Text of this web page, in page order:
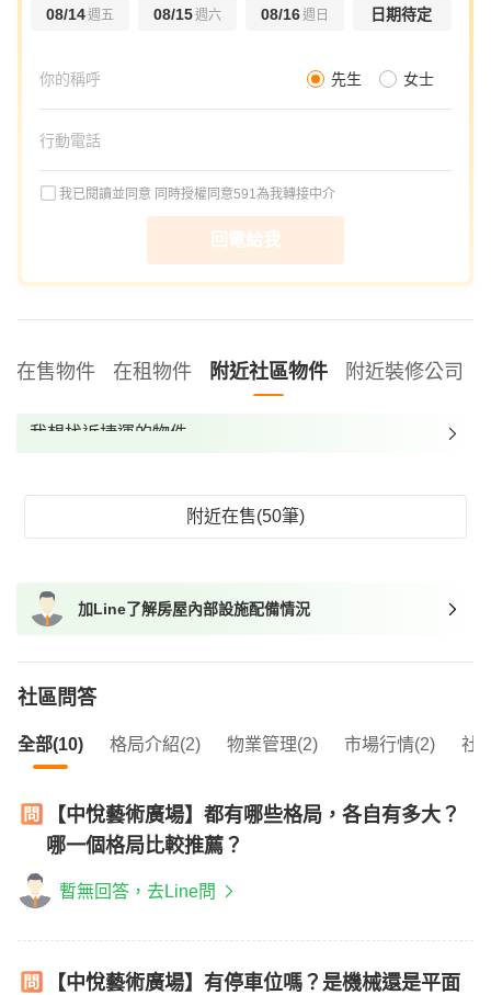
08/14週五 08/15週六 08/16週日 日期待定
先生 女士
我已閱讀並同意 同時授權同意591為我轉接中介
回電給我
在售物件 在租物件 附近社區物件 附近裝修公司
我想找近捷運的物件
我想找配備瓦斯爐的物件
我想找具垃圾處理的物件
我想找近捷運的物件
附近在售(50筆)
加Line了解房屋內部設施配備情況
社區問答
全部(10) 格局介紹(2) 物業管理(2) 市場行情(2) 社
【中悅藝術廣場】都有哪些格局，各自有多大？
哪一個格局比較推薦？
暫無回答，去Line問
【中悅藝術廣場】有停車位嗎？是機械還是平面